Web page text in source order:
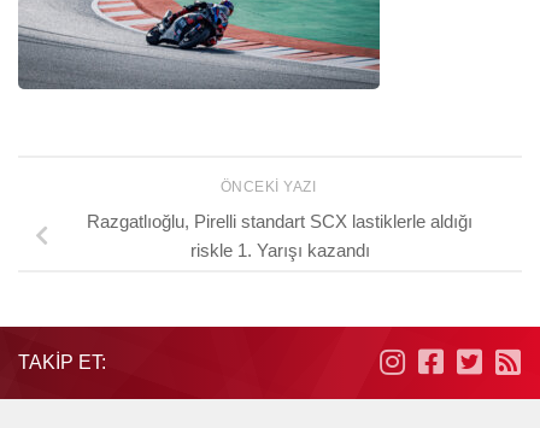
ÖNCEKI YAZI
Razgatlıoğlu, Pirelli standart SCX lastiklerle aldığı
riskle 1. Yarışı kazandı
TAKIP ET: